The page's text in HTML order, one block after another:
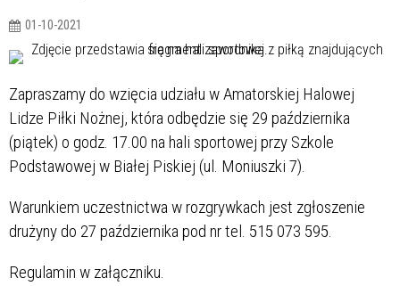
01-10-2021
Zapraszamy do wzięcia udziału w Amatorskiej Halowej
Lidze Piłki Nożnej, która odbędzie się 29 października
(piątek) o godz. 17.00 na hali sportowej przy Szkole
Podstawowej w Białej Piskiej (ul. Moniuszki 7).
Warunkiem uczestnictwa w rozgrywkach jest zgłoszenie
drużyny do 27 października pod nr tel. 515 073 595.
Regulamin w załączniku.